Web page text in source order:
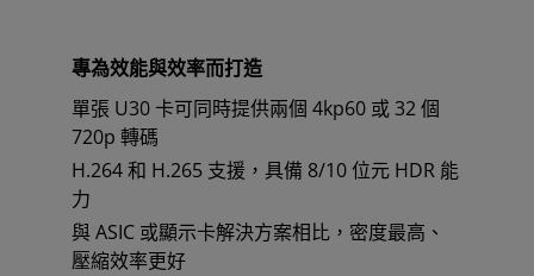
專為效能與效率而打造
單張 U30 卡可同時提供兩個 4kp60 或 32 個
720p 轉碼
H.264 和 H.265 支援，具備 8/10 位元 HDR 能
力
與 ASIC 或顯示卡解決方案相比，密度最高、
壓縮效率更好